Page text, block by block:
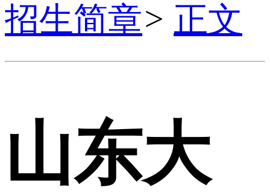
招生简章> 正文
山东大